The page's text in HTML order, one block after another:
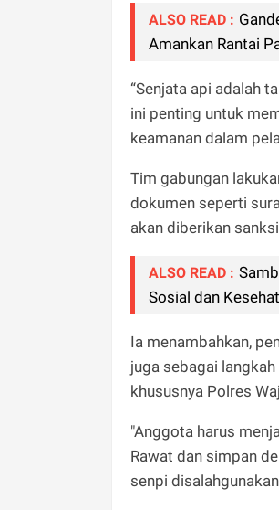
ALSO READ :
Amankan Rantai
“Senjata api adalah
ini penting untuk
keamanan dalam
Tim gabungan
dokumen seperti
akan diberikan
ALSO READ :
Sosial dan
Ia menambahkan,
juga sebagai
khususnya Polres
"Anggota harus
Rawat dan simpan
senpi